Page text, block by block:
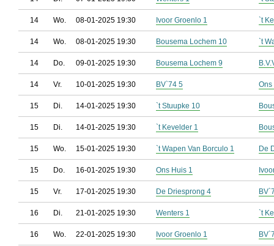
14 Wo. 08-01-2025 19:30 Ivoor Groenlo 1 `t
14 Wo. 08-01-2025 19:30 Bousema Lochem 10 `t
14 Do. 09-01-2025 19:30 Bousema Lochem 9
14 Vr. 10-01-2025 19:30 BV`74 5 Ons
15 Di. 14-01-2025 19:30 `t Stuupke 10
15 Di. 14-01-2025 19:30 `t Kevelder 1
15 Wo. 15-01-2025 19:30 `t Wapen Van Borculo 1 De
15 Do. 16-01-2025 19:30 Ons Huis 1
15 Vr. 17-01-2025 19:30 De Driesprong 4
16 Di. 21-01-2025 19:30 Wenters 1 `t
16 Wo. 22-01-2025 19:30 Ivoor Groenlo 1